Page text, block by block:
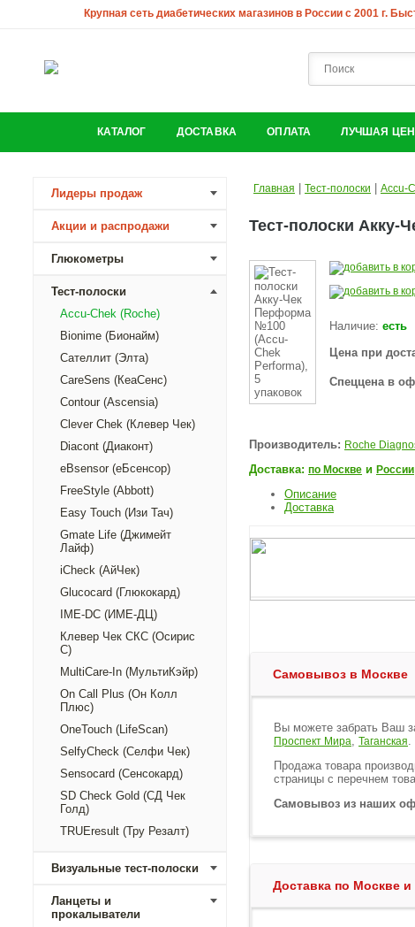
Крупная сеть диабетических магазинов в России с 2001 г.
КАТАЛОГ ДОСТАВКА ОПЛАТА ЛУЧШАЯ
Лидеры продаж
Акции и распродажи
Глюкометры
Тест-полоски
Accu-Chek (Roche)
Bionime (Бионайм)
Сателлит (Элта)
CareSens (КеаСенс)
Contour (Ascensia)
Clever Chek (Клевер Чек)
Diacont (Диаконт)
eBsensor (еБсенсор)
FreeStyle (Abbott)
Easy Touch (Изи Тач)
Gmate Life (Джимейт
Лайф)
iCheck (АйЧек)
Glucocard (Глюкокард)
IME-DC (ИМЕ-ДЦ)
Клевер Чек СКС (Осирис
С)
MultiCare-In (МультиКэйр)
On Call Plus (Он Колл
Плюс)
OneTouch (LifeScan)
SelfyCheck (Селфи Чек)
Sensocard (Сенсокард)
SD Check Gold (СД Чек
Голд)
TRUEresult (Тру Резалт)
Визуальные тест-полоски
Ланцеты и
прокалыватели
Главная Тест-полоски Accu-
Тест-полоски Акку-
Наличие: есть
Цена при
Спеццена в
Производитель: Roche
Доставка: по Москве и России
Описание
Доставка
Самовывоз в Москве
Вы можете забрать Ваш
Проспект Мира, Таганская.
Продажа товара
страницы с перечнем
Самовывоз из наших
Доставка по Москве